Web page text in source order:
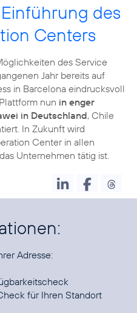
des
Centers
des Service
Jahr bereits auf
in Barcelona eindrucksvoll
nun in enger
in Deutschland, Chile
In Zukunft wird
Center in allen
Unternehmen tätig ist.
Adresse:
für Ihren Standort